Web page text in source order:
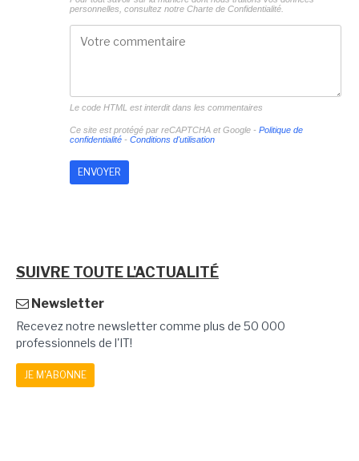
personnelles, consultez notre Charte de Confidentialité.
Le code HTML est interdit dans les commentaires
Ce site est protégé par reCAPTCHA et Google - Politique de
confidentialité- Conditions d'utilisation
SUIVRE TOUTE L'ACTUALITÉ
Newsletter
Recevez notre newsletter comme plus de 50 000
professionnels de l'IT!
JE M'ABONNE